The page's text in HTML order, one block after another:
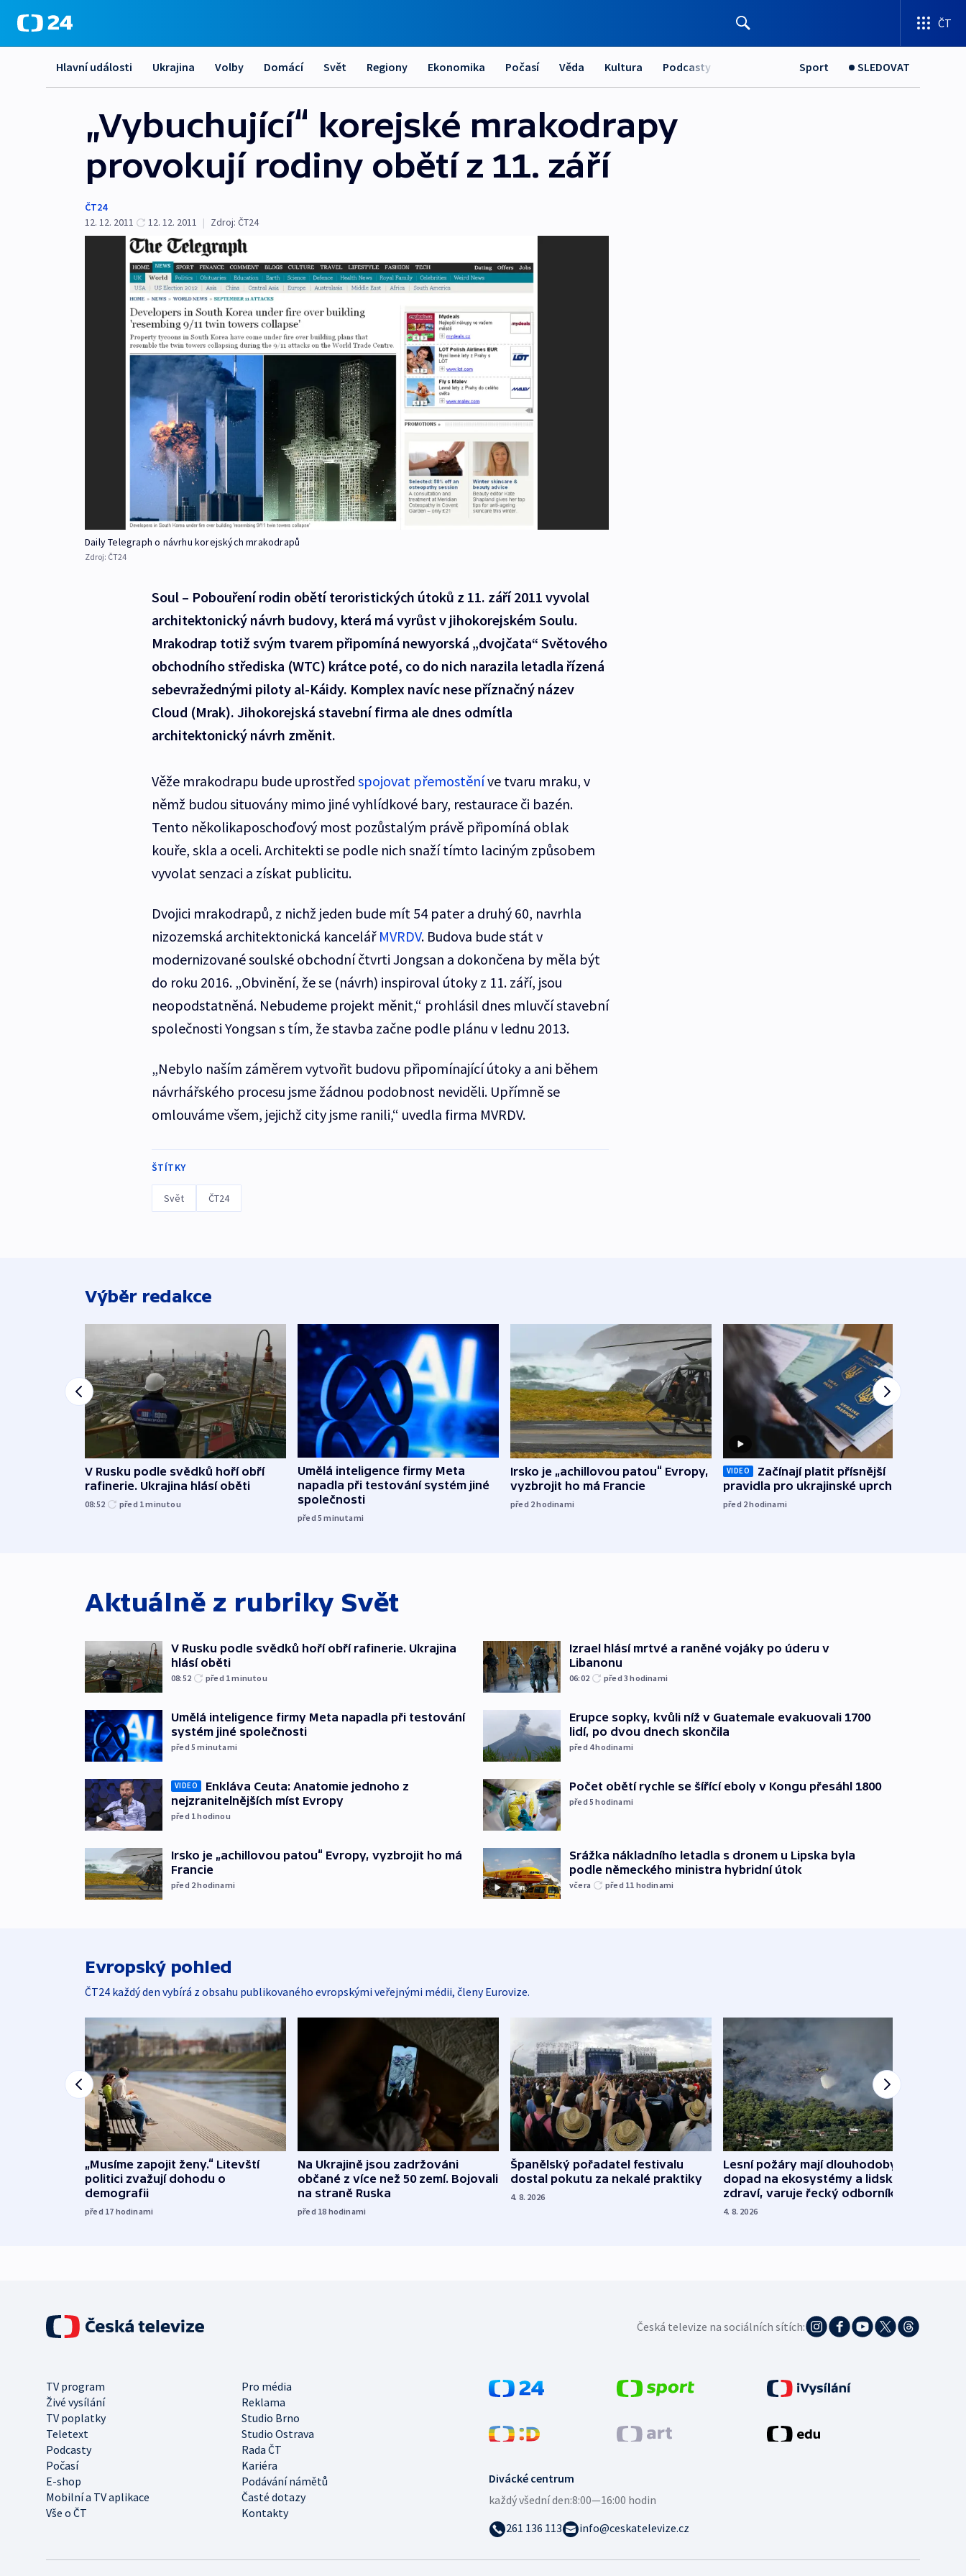
ČT
Hlavní události Ukrajina Volby Domácí Svět Regiony Ekonomika Počasí Věda Kultura Podcasty Sport SLEDOVAT
„Vybuchující“ korejské mrakodrapy
provokují rodiny obětí z 11. září
ČT24
12. 12. 2011
12. 12. 2011 | Zdroj: ČT24
Daily Telegraph o návrhu korejských mrakodrapů
Zdroj: ČT24
Soul – Pobouření rodin obětí teroristických útoků z 11. září 2011 vyvolal
architektonický návrh budovy, která má vyrůst v jihokorejském Soulu.
Mrakodrap totiž svým tvarem připomíná newyorská „dvojčata“ Světového
obchodního střediska (WTC) krátce poté, co do nich narazila letadla řízená
sebevražednými piloty al-Káidy. Komplex navíc nese příznačný název
Cloud (Mrak). Jihokorejská stavební firma ale dnes odmítla
architektonický návrh změnit.
Věže mrakodrapu bude uprostřed spojovat přemostěníve tvaru mraku, v
němž budou situovány mimo jiné vyhlídkové bary, restaurace či bazén.
Tento několikaposchoďový most pozůstalým právě připomíná oblak
kouře, skla a oceli. Architekti se podle nich snaží tímto laciným způsobem
vyvolat senzaci a získat publicitu.
Dvojici mrakodrapů, z nichž jeden bude mít 54 pater a druhý 60, navrhla
nizozemská architektonická kancelář MVRDV. Budova bude stát v
modernizované soulské obchodní čtvrti Jongsan a dokončena by měla být
do roku 2016. „Obvinění, že se (návrh) inspiroval útoky z 11. září, jsou
neopodstatněná. Nebudeme projekt měnit,“ prohlásil dnes mluvčí stavební
společnosti Yongsan s tím, že stavba začne podle plánu v lednu 2013.
„Nebylo naším záměrem vytvořit budovu připomínající útoky a ani během
návrhářského procesu jsme žádnou podobnost neviděli. Upřímně se
omlouváme všem, jejichž city jsme ranili,“ uvedla firma MVRDV.
ŠTÍTKY
Svět ČT24
Výběr redakce
V Rusku podle svědků hoří obří
rafinerie. Ukrajina hlásí oběti
08:52 před 1minutou
Umělá inteligence firmy Meta
napadla při testování systém jiné
společnosti
před 5minutami
Irsko je „achillovou patou“ Evropy,
vyzbrojit ho má Francie
před 2hodinami
VIDEO
Začínají platit přísnější
pravidla pro ukrajinské uprchlíky
před 2hodinami
Aktuálně z rubriky Svět
V Rusku podle svědků hoří obří rafinerie. Ukrajina
hlásí oběti
08:52 před 1minutou
Umělá inteligence firmy Meta napadla při testování
systém jiné společnosti
před 5minutami
VIDEO
Enkláva Ceuta: Anatomie jednoho z
nejzranitelnějších míst Evropy
před 1hodinou
Irsko je „achillovou patou“ Evropy, vyzbrojit ho má
Francie
před 2hodinami
Izrael hlásí mrtvé a raněné vojáky po úderu v
Libanonu
06:02 před 3hodinami
Erupce sopky, kvůli níž v Guatemale evakuovali 1700
lidí, po dvou dnech skončila
před 4hodinami
Počet obětí rychle se šířící eboly v Kongu přesáhl 1800
před 5hodinami
Srážka nákladního letadla s dronem u Lipska byla
podle německého ministra hybridní útok
včera před 11 hodinami
Evropský pohled
ČT24 každý den vybírá z obsahu publikovaného evropskými veřejnými médii, členy Eurovize.
„Musíme zapojit ženy.“ Litevští
politici zvažují dohodu o
demografii
před 17 hodinami
Na Ukrajině jsou zadržováni
občané z více než 50 zemí. Bojovali
na straně Ruska
před 18 hodinami
Španělský pořadatel festivalu
dostal pokutu za nekalé praktiky
4. 8. 2026
Lesní požáry mají dlouhodobý
dopad na ekosystémy a lidské
zdraví, varuje řecký odborník
4. 8. 2026
Česká televize na sociálních sítích:
TV program
Pro média
Živé vysílání
Reklama
TV poplatky
Studio Brno
Teletext
Studio Ostrava
Podcasty
Rada ČT
Počasí
Kariéra
E-shop
Podávání námětů
Mobilní a TV aplikace
Časté dotazy
Vše o ČT
Kontakty
Divácké centrum
každý všední den:8:00—16:00 hodin
261 136 113
info@ceskatelevize.cz